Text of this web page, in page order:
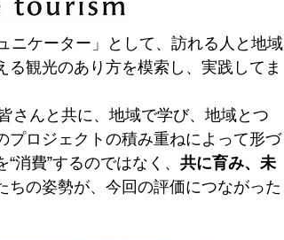
ニケーター」として、訪れる人と地域
観光のあり方を模索し、実践してま
さんと共に、地域で学び、地域とつ
プロジェクトの積み重ねによって形づ
消費”するのではなく、 共に育み、未
ちの姿勢が、今回の評価につながった